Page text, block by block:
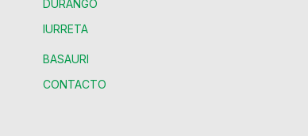
DURANGO
IURRETA
BASAURI
CONTACTO